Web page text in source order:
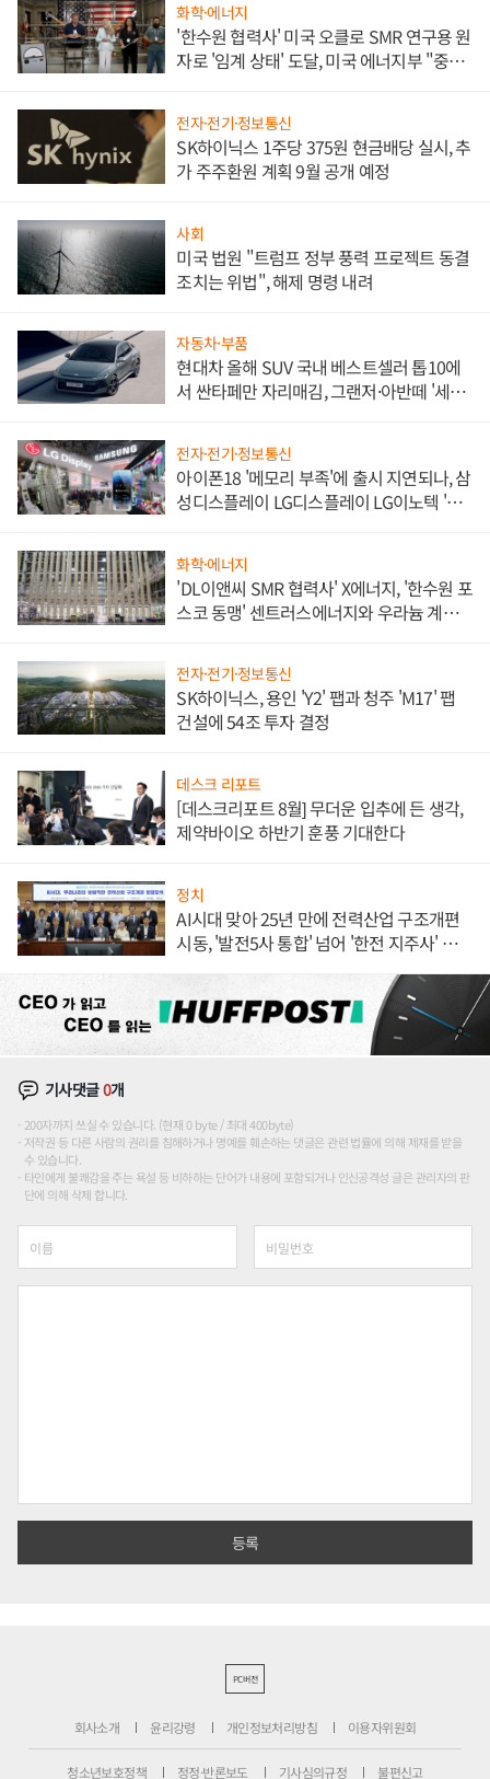
화학·에너지
'한수원 협력사' 미국 오클로 SMR 연구용 원
자로 '임계 상태' 도달, 미국 에너지부 "중요
전자·전기·정보통신
SK하이닉스 1주당 375원 현금배당 실시, 추
가 주주환원 계획 9월 공개 예정
사회
미국 법원 "트럼프 정부 풍력 프로젝트 동결
조치는 위법", 해제 명령 내려
자동차·부품
현대차 올해 SUV 국내 베스트셀러 톱10에
서 싼타페만 자리매김, 그랜저·아반떼 '세단
전자·전기·정보통신
아이폰18 '메모리 부족'에 출시 지연되나, 삼
성디스플레이 LG디스플레이 LG이노텍 '탈
화학·에너지
'DL이앤씨 SMR 협력사' X에너지, '한수원 포
스코 동맹' 센트러스에너지와 우라늄 계약
전자·전기·정보통신
SK하이닉스, 용인 'Y2' 팹과 청주 'M17' 팹
건설에 54조 투자 결정
데스크 리포트
[데스크리포트 8월] 무더운 입추에 든 생각,
제약바이오 하반기 훈풍 기대한다
정치
AI시대 맞아 25년 만에 전력산업 구조개편
시동, '발전5사 통합' 넘어 '한전 지주사' 재편
기사댓글0개
200자까지 쓰실 수 있습니다. (현재 0 byte / 최대 400byte)
저작권 등 다른 사람의 권리를 침해하거나 명예를 훼손하는 댓글은 관련 법률에 의해 제재를 받을
수 있습니다.
타인에게 불쾌감을 주는 욕설 등 비하하는 단어가 내용에 포함되거나 인신공격성 글은 관리자의 판
단에 의해 삭제 합니다.
PC버전
회사소개 윤리강령 개인정보처리방침 이용자위원회
청소년보호정책 정정·반론보도 기사심의규정 불편신고